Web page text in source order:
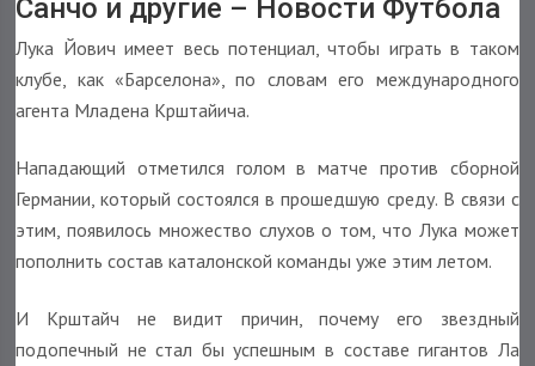
Лука Йович имеет весь потенциал, чтобы играть в таком
клубе, как «Барселона», по словам его международного
агента Младена Крштайича.
Нападающий отметился голом в матче против сборной
Германии, который состоялся в прошедшую среду. В связи с
этим, появилось множество слухов о том, что Лука может
пополнить состав каталонской команды уже этим летом.
И Крштайч не видит причин, почему его звездный
подопечный не стал бы успешным в составе гигантов Ла